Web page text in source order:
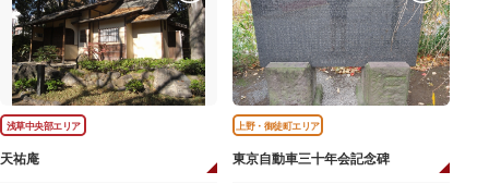
浅草中央部エリア
天祐庵
上野・御徒町エリア
東京自動車三十年会記念碑